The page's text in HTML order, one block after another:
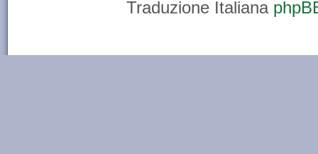
Traduzione Italiana